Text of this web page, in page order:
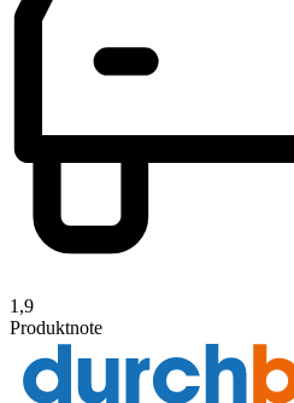
1,9
Produktnote